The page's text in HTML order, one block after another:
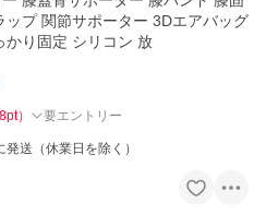
ップ 関節サポーター 3Dエアバッグ
かり固定 シリコン 放
pt） 要エントリー
送（休業日を除く）